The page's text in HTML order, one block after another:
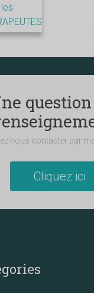
nous contacter par
Cliquez ici